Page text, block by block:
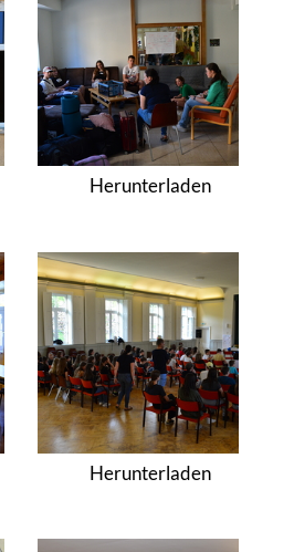
Herunterladen
Herunterladen